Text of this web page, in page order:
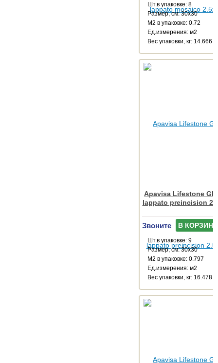
Шт.в упаковке: 8
Размер, см: 30x30
М2 в упаковке: 0.72
Ед.измерения: м2
Веc упаковки, кг: 14.666
Apavisa Lifestone
lappato preincision
Звоните В КОРЗИНУ
Шт.в упаковке: 9
Размер, см: 30x30
М2 в упаковке: 0.797
Ед.измерения: м2
Веc упаковки, кг: 16.478